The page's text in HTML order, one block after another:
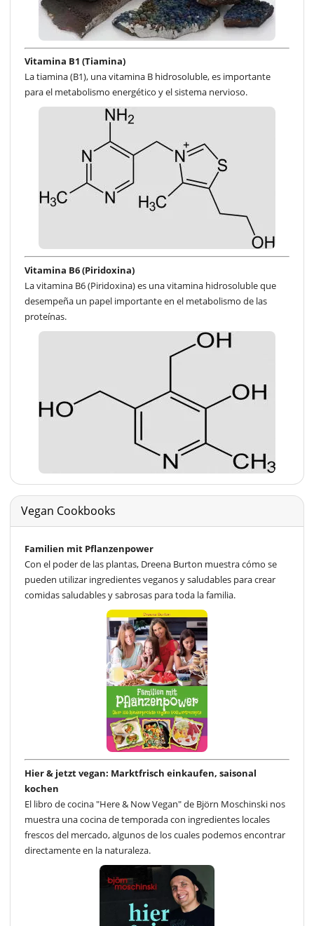
Vitamina B1 (Tiamina)
La tiamina (B1), una vitamina B hidrosoluble, es importante
para el metabolismo energético y el sistema nervioso.
Vitamina B6 (Piridoxina)
La vitamina B6 (Piridoxina) es una vitamina hidrosoluble que
desempeña un papel importante en el metabolismo de las
proteínas.
Vegan Cookbooks
Familien mit Pflanzenpower
Con el poder de las plantas, Dreena Burton muestra cómo se
pueden utilizar ingredientes veganos y saludables para crear
comidas saludables y sabrosas para toda la familia.
Hier & jetzt vegan: Marktfrisch einkaufen, saisonal
kochen
El libro de cocina "Here & Now Vegan" de Björn Moschinski nos
muestra una cocina de temporada con ingredientes locales
frescos del mercado, algunos de los cuales podemos encontrar
directamente en la naturaleza.